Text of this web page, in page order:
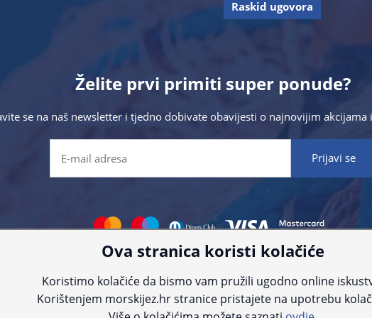
Raskid ugovora
Želite prvi primiti super ponude?
se na naš newsletter i tjedno dobivate obavijesti o najnovijim akcijama
Za najažurnije informacije kontaktirajte nas putem telefona:+385 23 231 761ili e-
© Morski jež 2022
Ova stranica koristi kolačiće
Koristimo kolačiće da bismo vam pružili ugodno online
Korištenjem morskijez.hr stranice pristajete na upotrebu